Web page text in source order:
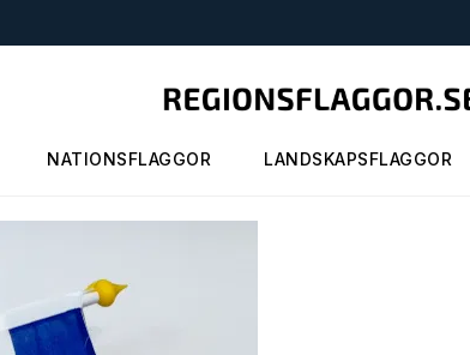
NATIONSFLAGGOR LANDSKAPSFLAGGOR